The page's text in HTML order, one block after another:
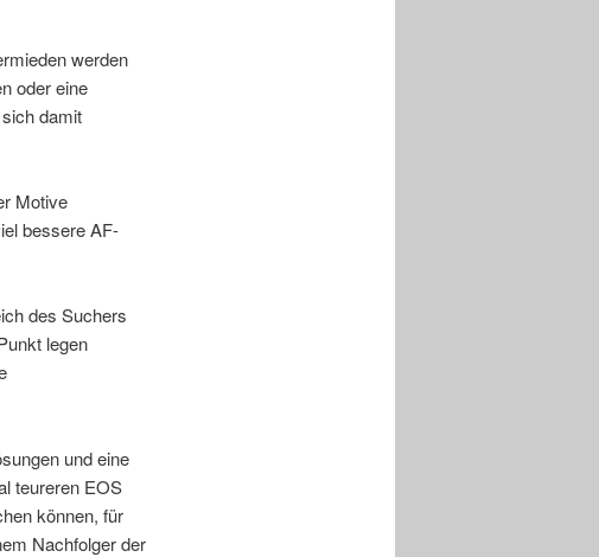
werden
oder eine
damit
Motive
bessere AF-
des Suchers
legen
und eine
teureren EOS
können, für
Nachfolger der